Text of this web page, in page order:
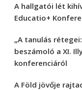
A hallgatói lét
Educatio+
„A tanulás
beszámoló a XI.
konferenciáról
A Föld jövője